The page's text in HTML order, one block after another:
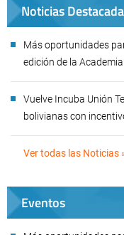
Noticias
Más oportunidades
edición de la
Vuelve Incuba Unión
bolivianas con
Ver todas las Noticias
Eventos